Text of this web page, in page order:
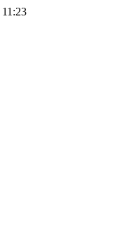
11:23